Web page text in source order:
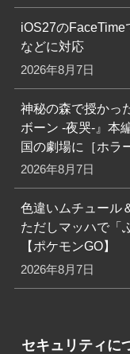
iOS27の
などに対応
2026年8月7日
神秘の森で授かっ
ボーン -夜哭-』本
国の劇場に［ホラ
2026年8月7日
色違いムチュール
ただしマッハで「
【ポケモンGO】
2026年8月7日
セキュリティに